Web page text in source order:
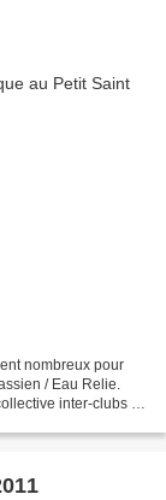
nombreux pour
/ Eau Relie.
inter-clubs et